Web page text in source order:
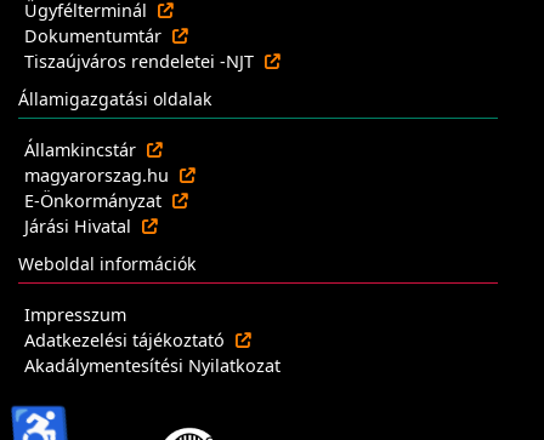
Ügyfélterminál
Dokumentumtár
Tiszaújváros rendeletei -NJT
Államigazgatási oldalak
Államkincstár
magyarorszag.hu
E-Önkormányzat
Járási Hivatal
Weboldal információk
Impresszum
Adatkezelési tájékoztató
Akadálymentesítési Nyilatkozat